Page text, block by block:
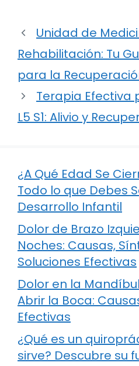
Unidad de
Rehabilitación: Tu
para la
Terapia Efectiva
L5 S1: Alivio y
¿A Qué Edad Se
Todo lo que Debes
Desarrollo Infantil
Dolor de Brazo
Noches: Causas,
Soluciones Efectivas
Dolor en la
Abrir la Boca:
Efectivas
¿Qué es un
sirve? Descubre su